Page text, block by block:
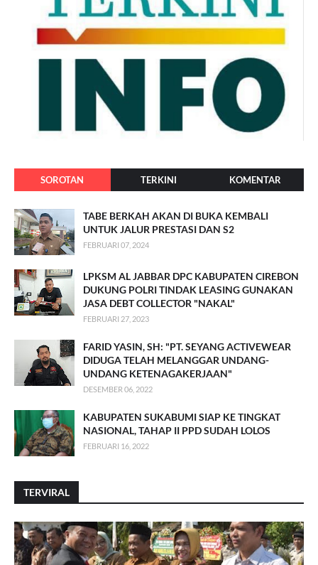
SOROTAN TERKINI KOMENTAR
TABE BERKAH AKAN DI BUKA KEMBALI
UNTUK JALUR PRESTASI DAN S2
FEBRUARI 07, 2024
LPKSM AL JABBAR DPC KABUPATEN CIREBON
DUKUNG POLRI TINDAK LEASING GUNAKAN
JASA DEBT COLLECTOR "NAKAL"
FEBRUARI 27, 2023
FARID YASIN, SH: "PT. SEYANG ACTIVEWEAR
DIDUGA TELAH MELANGGAR UNDANG-
UNDANG KETENAGAKERJAAN"
DESEMBER 06, 2022
KABUPATEN SUKABUMI SIAP KE TINGKAT
NASIONAL, TAHAP II PPD SUDAH LOLOS
FEBRUARI 16, 2022
TERVIRAL